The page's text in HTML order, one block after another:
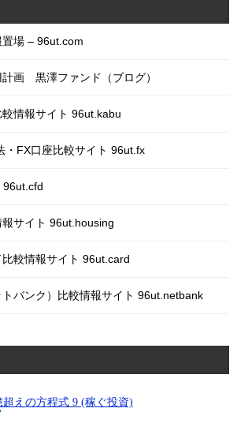
場 – 96ut.com
画 黒澤ファンド（ブログ）
情報サイト 96ut.kabu
・FX口座比較サイト 96ut.fx
サイト 96ut.housing
較情報サイト 96ut.card
バンク）比較情報サイト 96ut.netbank
えの方程式 9 (稼ぐ投資)